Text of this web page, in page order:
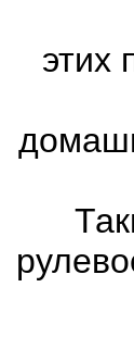
этих